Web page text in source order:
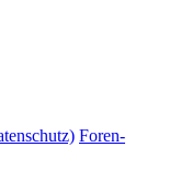
Foren-